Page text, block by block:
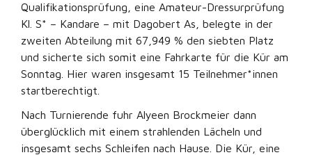
Qualifikationsprüfung, eine Amateur-Dressurprüfung
Kl. S* – Kandare – mit Dagobert As, belegte in der
zweiten Abteilung mit 67,949 % den siebten Platz
und sicherte sich somit eine Fahrkarte für die Kür am
Sonntag. Hier waren insgesamt 15 Teilnehmer*innen
startberechtigt.
Nach Turnierende fuhr Alyeen Brockmeier dann
überglücklich mit einem strahlenden Lächeln und
insgesamt sechs Schleifen nach Hause. Die Kür, eine